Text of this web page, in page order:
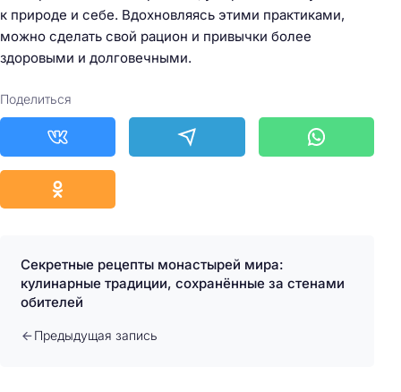
к природе и себе. Вдохновляясь этими практиками,
можно сделать свой рацион и привычки более
здоровыми и долговечными.
Поделиться
Секретные рецепты монастырей мира:
кулинарные традиции, сохранённые за стенами
обителей
Предыдущая запись